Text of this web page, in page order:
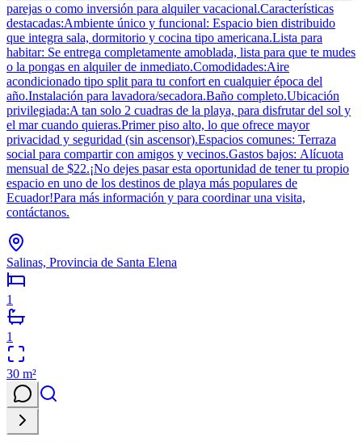
parejas o como inversión para alquiler vacacional.Características
destacadas:Ambiente único y funcional: Espacio bien distribuido
que integra sala, dormitorio y cocina tipo americana.Lista para
habitar: Se entrega completamente amoblada, lista para que te mudes
o la pongas en alquiler de inmediato.Comodidades:Aire
acondicionado tipo split para tu confort en cualquier época del
año.Instalación para lavadora/secadora.Baño completo.Ubicación
privilegiada:A tan solo 2 cuadras de la playa, para disfrutar del sol y
el mar cuando quieras.Primer piso alto, lo que ofrece mayor
privacidad y seguridad (sin ascensor).Espacios comunes: Terraza
social para compartir con amigos y vecinos.Gastos bajos: Alícuota
mensual de $22.¡No dejes pasar esta oportunidad de tener tu propio
espacio en uno de los destinos de playa más populares de
Ecuador!Para más información y para coordinar una visita,
contáctanos.
Salinas, Provincia de Santa Elena
1
1
30 m²